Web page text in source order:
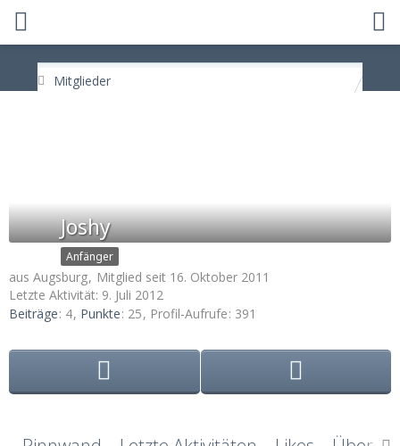
Mitglieder
Joshy
Anfänger
aus Augsburg
Mitglied seit 16. Oktober 2011
Letzte Aktivität: 9. Juli 2012
Beiträge 4 Punkte 25 Profil-Aufrufe 391